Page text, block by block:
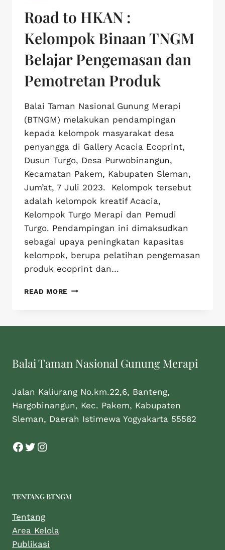
Road to HKAN :
Kelompok Binaan TNGM
Belajar Pengemasan dan
Pemotretan Produk
Balai Taman Nasional Gunung Merapi
(BTNGM) melakukan pendampingan
kepada kelompok masyarakat desa
penyangga di Gallery Acacia Ecoprint,
Dusun Turgo, Desa Purwobinangun,
Kecamatan Pakem, Kabupaten Sleman,
Jum’at, 7 Juli 2023. Kelompok tersebut
adalah kelompok kreatif Acacia,
Kelompok Turgo Merapi dan Pemudi
Turgo. Pendampingan ini dimaksudkan
sebagai upaya peningkatan kapasitas
kelompok, berupa pelatihan pengemasan
produk ecoprint dan…
READ MORE
Balai Taman Nasional Gunung Merapi
Jalan Kaliurang No.km.22,6, Banteng,
Hargobinangun, Kec. Pakem, Kabupaten
Sleman, Daerah Istimewa Yogyakarta 55582
TENTANG BTNGM
Tentang
Area Kelola
Publikasi